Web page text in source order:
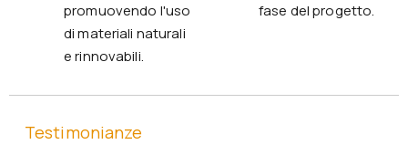
promuovendo l'uso
di materiali naturali
e rinnovabili.
fase del progetto.
Testimonianze